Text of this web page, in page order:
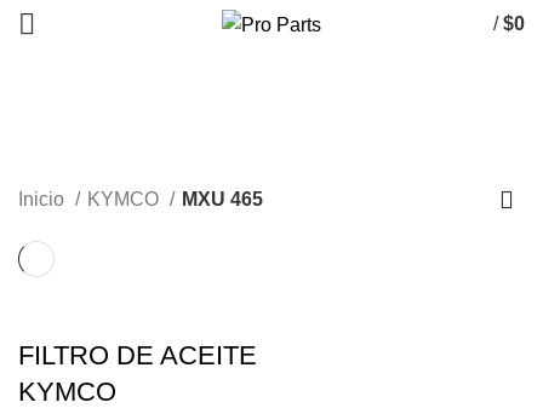
/ $0
Inicio KYMCO MXU 465
FILTRO DE ACEITE
KYMCO